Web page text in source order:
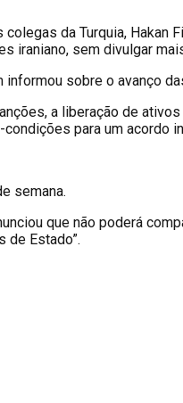
da Turquia, Hakan
iraniano, sem divulgar
sobre o avanço
a liberação de
para um acordo
semana.
que não poderá
de Estado”.